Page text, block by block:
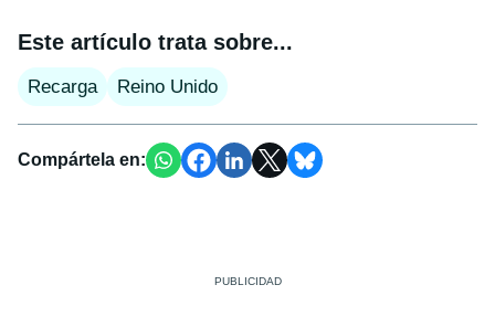
Este artículo trata sobre...
Recarga Reino Unido
Compártela en: